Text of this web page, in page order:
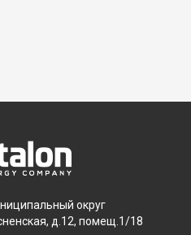
округ
д.12, помещ.1/18